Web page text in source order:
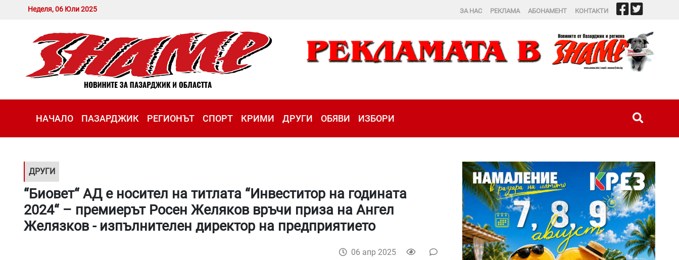
Неделя, 06 Юли 2025 ЗА НАС РЕКЛАМА АБОНАМЕНТ КОНТАКТИ
НАЧАЛО ПАЗАРДЖИК РЕГИОНЪТ СПОРТ КРИМИ ДРУГИ ОБЯВИ ИЗБОРИ
ДРУГИ
“Биовет“ АД е носител на титлата “Инвеститор на годината
2024“ – премиерът Росен Желяков връчи приза на Ангел
Желязков - изпълнителен директор на предприятието
06 апр 2025